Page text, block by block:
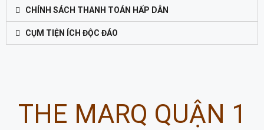
CHÍNH SÁCH THANH TOÁN HẤP DẪN
CỤM TIỆN ÍCH ĐỘC ĐÁO
THE MARQ QUẬN 1